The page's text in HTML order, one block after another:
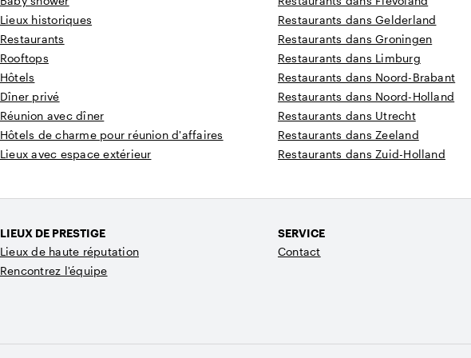
Lieux historiques
Restaurants
Rooftops
Hôtels
Dîner privé
Réunion avec dîner
Hôtels de charme pour réunion d'affaires
Lieux avec espace extérieur
Restaurants dans Gelderland
Restaurants dans Groningen
Restaurants dans Limburg
Restaurants dans Noord-Brabant
Restaurants dans Noord-Holland
Restaurants dans Utrecht
Restaurants dans Zeeland
Restaurants dans Zuid-Holland
LIEUX DE PRESTIGE
Lieux de haute réputation
Rencontrez l'équipe
SERVICE
Contact